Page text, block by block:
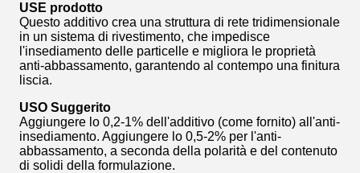
USE prodotto
Questo additivo crea una struttura di rete tridimensionale
in un sistema di rivestimento, che impedisce
l'insediamento delle particelle e migliora le proprietà
anti-abbassamento, garantendo al contempo una finitura
liscia.
USO Suggerito
Aggiungere lo 0,2-1% dell'additivo (come fornito) all'anti-
insediamento. Aggiungere lo 0,5-2% per l'anti-
abbassamento, a seconda della polarità e del contenuto
di solidi della formulazione.